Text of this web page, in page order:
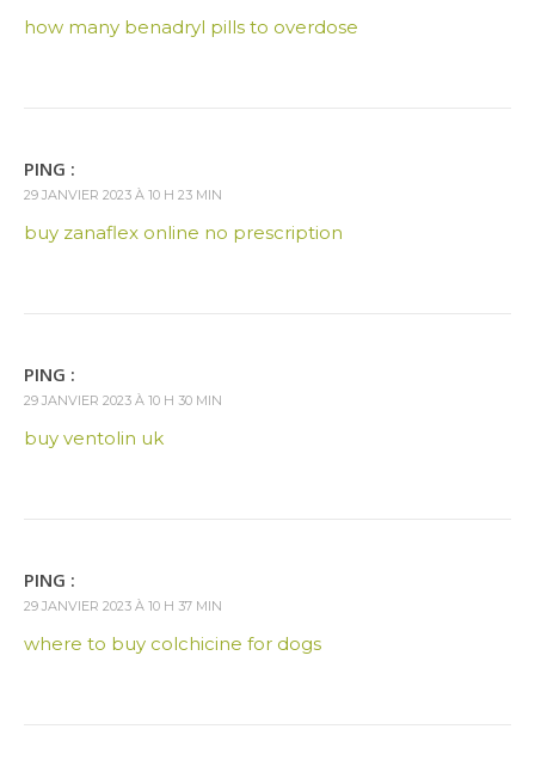
how many benadryl pills to overdose
PING :
29 JANVIER 2023 À 10 H 23 MIN
buy zanaflex online no prescription
PING :
29 JANVIER 2023 À 10 H 30 MIN
buy ventolin uk
PING :
29 JANVIER 2023 À 10 H 37 MIN
where to buy colchicine for dogs